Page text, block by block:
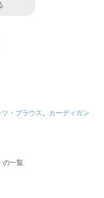
ツ・ブラウス
カーディガン
の一覧
モス）の一覧